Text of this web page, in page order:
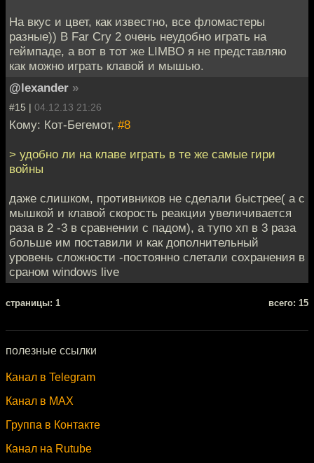
На вкус и цвет, как известно, все фломастеры
разные)) В Far Cry 2 очень неудобно играть на
геймпаде, а вот в тот же LIMBO я не представляю
как можно играть клавой и мышью.
@lexander »
#15 | 04.12.13 21:26
Кому: Кот-Бегемот, #8
> удобно ли на клаве играть в те же самые гири
войны
даже слишком, противников не сделали быстрее( а с
мышкой и клавой скорость реакции увеличивается
раза в 2 -3 в сравнении с падом), а тупо хп в 3 раза
больше им поставили и как дополнительный
уровень сложности -постоянно слетали сохранения в
сраном windows live
cтраницы: 1 всего: 15
полезные ссылки
Канал в Telegram
Канал в MAX
Группа в Контакте
Канал на Rutube